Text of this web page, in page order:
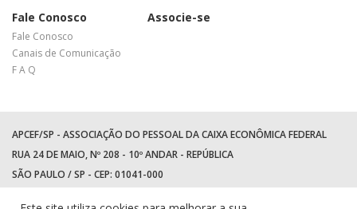
Fale Conosco
Fale Conosco
Canais de Comunicação
F A Q
Associe-se
APCEF/SP - ASSOCIAÇÃO DO PESSOAL DA CAIXA ECONÔMICA FEDERAL
RUA 24 DE MAIO, Nº 208 - 10º ANDAR - REPÚBLICA
SÃO PAULO / SP - CEP: 01041-000